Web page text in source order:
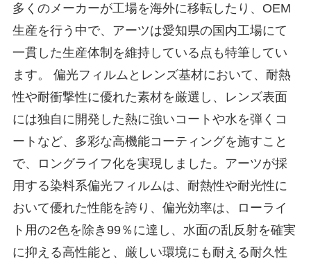
多くのメーカーが工場を海外に移転したり、OEM
生産を行う中で、アーツは愛知県の国内工場にて
一貫した生産体制を維持している点も特筆してい
ます。 偏光フィルムとレンズ基材において、耐熱
性や耐衝撃性に優れた素材を厳選し、レンズ表面
には独自に開発した熱に強いコートや水を弾くコ
ートなど、多彩な高機能コーティングを施すこと
で、ロングライフ化を実現しました。アーツが採
用する染料系偏光フィルムは、耐熱性や耐光性に
おいて優れた性能を誇り、偏光効率は、ローライ
ト用の2色を除き99％に達し、水面の乱反射を確実
に抑える高性能と、厳しい環境にも耐える耐久性